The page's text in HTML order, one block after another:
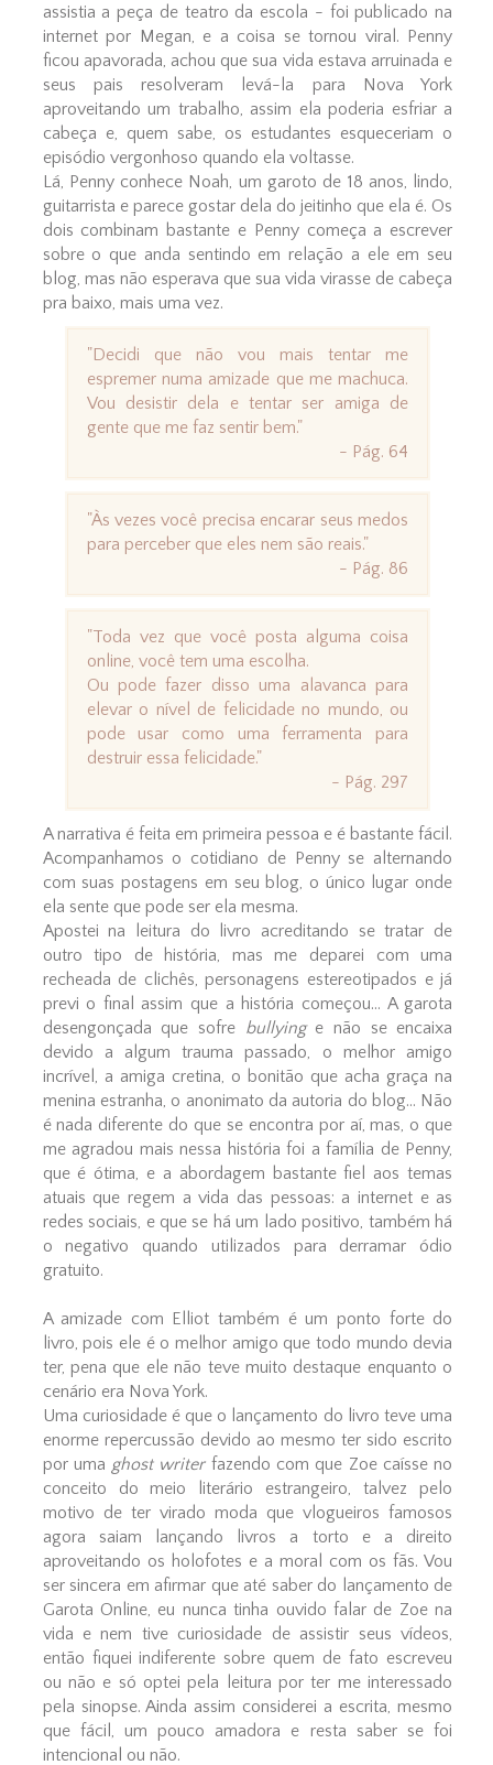
assistia a peça de teatro da escola - foi publicado na
internet por Megan, e a coisa se tornou viral. Penny
ficou apavorada, achou que sua vida estava arruinada e
seus pais resolveram levá-la para Nova York
aproveitando um trabalho, assim ela poderia esfriar a
cabeça e, quem sabe, os estudantes esqueceriam o
episódio vergonhoso quando ela voltasse.
Lá, Penny conhece Noah, um garoto de 18 anos, lindo,
guitarrista e parece gostar dela do jeitinho que ela é. Os
dois combinam bastante e Penny começa a escrever
sobre o que anda sentindo em relação a ele em seu
blog, mas não esperava que sua vida virasse de cabeça
pra baixo, mais uma vez.
"Decidi que não vou mais tentar me
espremer numa amizade que me machuca.
Vou desistir dela e tentar ser amiga de
gente que me faz sentir bem."
- Pág. 64
"Às vezes você precisa encarar seus medos
para perceber que eles nem são reais."
- Pág. 86
"Toda vez que você posta alguma coisa
online, você tem uma escolha.
Ou pode fazer disso uma alavanca para
elevar o nível de felicidade no mundo, ou
pode usar como uma ferramenta para
destruir essa felicidade."
- Pág. 297
A narrativa é feita em primeira pessoa e é bastante fácil.
Acompanhamos o cotidiano de Penny se alternando
com suas postagens em seu blog, o único lugar onde
ela sente que pode ser ela mesma.
Apostei na leitura do livro acreditando se tratar de
outro tipo de história, mas me deparei com uma
recheada de clichês, personagens estereotipados e já
previ o final assim que a história começou... A garota
desengonçada que sofre bullying e não se encaixa
devido a algum trauma passado, o melhor amigo
incrível, a amiga cretina, o bonitão que acha graça na
menina estranha, o anonimato da autoria do blog... Não
é nada diferente do que se encontra por aí, mas, o que
me agradou mais nessa história foi a família de Penny,
que é ótima, e a abordagem bastante fiel aos temas
atuais que regem a vida das pessoas: a internet e as
redes sociais, e que se há um lado positivo, também há
o negativo quando utilizados para derramar ódio
gratuito.
A amizade com Elliot também é um ponto forte do
livro, pois ele é o melhor amigo que todo mundo devia
ter, pena que ele não teve muito destaque enquanto o
cenário era Nova York.
Uma curiosidade é que o lançamento do livro teve uma
enorme repercussão devido ao mesmo ter sido escrito
por uma ghost writerfazendo com que Zoe caísse no
conceito do meio literário estrangeiro, talvez pelo
motivo de ter virado moda que vlogueiros famosos
agora saiam lançando livros a torto e a direito
aproveitando os holofotes e a moral com os fãs. Vou
ser sincera em afirmar que até saber do lançamento de
Garota Online, eu nunca tinha ouvido falar de Zoe na
vida e nem tive curiosidade de assistir seus vídeos,
então fiquei indiferente sobre quem de fato escreveu
ou não e só optei pela leitura por ter me interessado
pela sinopse. Ainda assim considerei a escrita, mesmo
que fácil, um pouco amadora e resta saber se foi
intencional ou não.